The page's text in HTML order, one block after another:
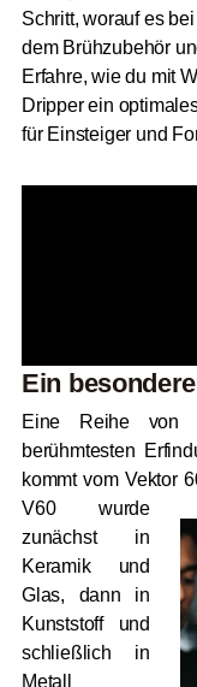
Schritt, worauf es
dem Brühzubehör
Erfahre, wie du mit
Dripper ein
für Einsteiger und
Ein
Eine Reihe von
berühmtesten
kommt vom Vektor
V60 wurde
zunächst in
Keramik und
Glas, dann in
Kunststoff und
schließlich in
Metall